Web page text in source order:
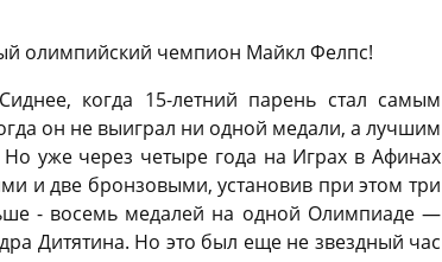
олимпийский чемпион Майкл Фелпс!
когда 15-летний парень стал самым
он не выиграл ни одной медали, а лучшим
уже через четыре года на Играх в Афинах
и две бронзовыми, установив при этом три
- восемь медалей на одной Олимпиаде —
Дитятина. Но это был еще не звездный час